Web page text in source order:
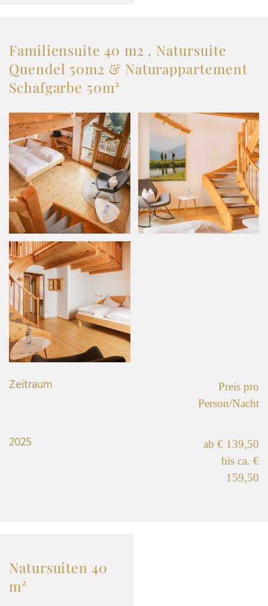
Familiensuite 40 m2 , Natursuite
Quendel 50m2 & Naturappartement
Schafgarbe 50m²
Zeitraum
Preis pro
Person/Nacht
2025
ab € 139,50
bis ca. €
159,50
Natursuiten 40
m²